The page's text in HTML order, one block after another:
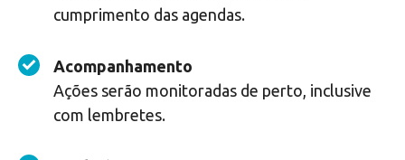
cumprimento das agendas.
Acompanhamento
Ações serão monitoradas de perto, inclusive
com lembretes.